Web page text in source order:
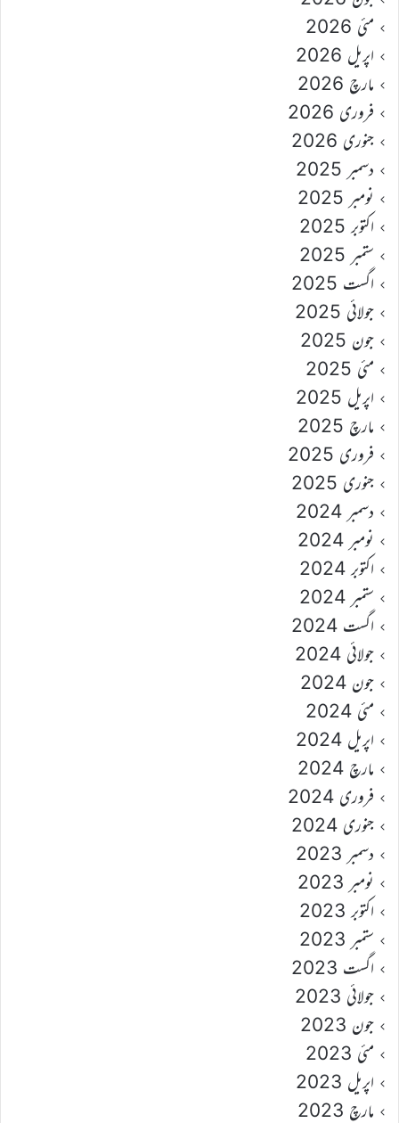
مئی 2026
اپریل 2026
مارچ 2026
فروری 2026
جنوری 2026
دسمبر 2025
نومبر 2025
اکتوبر 2025
ستمبر 2025
اگست 2025
جولائی 2025
جون 2025
مئی 2025
اپریل 2025
مارچ 2025
فروری 2025
جنوری 2025
دسمبر 2024
نومبر 2024
اکتوبر 2024
ستمبر 2024
اگست 2024
جولائی 2024
جون 2024
مئی 2024
اپریل 2024
مارچ 2024
فروری 2024
جنوری 2024
دسمبر 2023
نومبر 2023
اکتوبر 2023
ستمبر 2023
اگست 2023
جولائی 2023
جون 2023
مئی 2023
اپریل 2023
مارچ 2023